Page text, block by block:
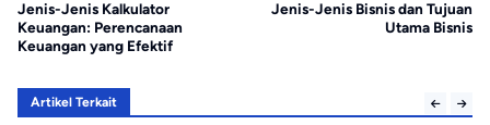
Jenis-Jenis Kalkulator
Keuangan: Perencanaan
Keuangan yang Efektif
Jenis-Jenis Bisnis dan Tujuan
Utama Bisnis
Artikel Terkait